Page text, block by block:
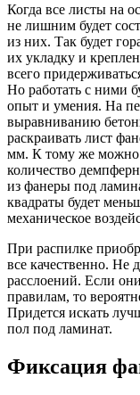
Когда все листы на
не лишним будет
из них. Так будет
их укладку и
всего
Но работать с ними
опыт и умения. На
выравниванию
раскраивать лист
мм. К тому же можно
количество
из фанеры под
квадраты будет
механическое
При распилке
все качественно. Не
расслоений. Если
правилам, то
Придется искать
пол под ламинат.
Фиксация